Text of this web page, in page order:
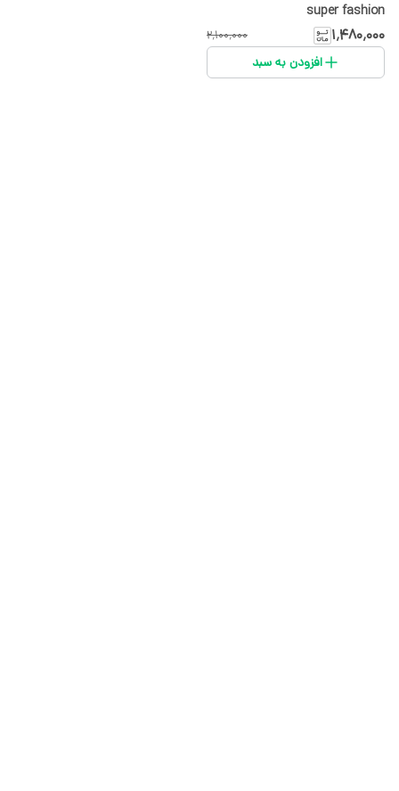
super fashion
۱٬۴۸۰٬۰۰۰ ۲٬۱۰۰٬۰۰۰
افزودن به سبد